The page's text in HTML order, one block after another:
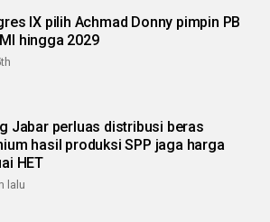
IX pilih Achmad Donny pimpin PB
hingga 2029
Jabar perluas distribusi beras
hasil produksi SPP jaga harga
HET
lalu